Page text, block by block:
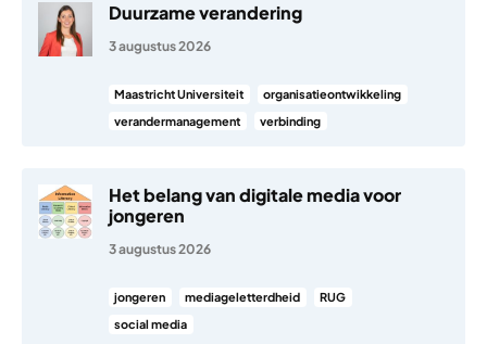
Duurzame verandering
3 augustus 2026
Maastricht Universiteit
organisatieontwikkeling
verandermanagement
verbinding
Het belang van digitale media voor
jongeren
3 augustus 2026
jongeren mediageletterdheid
RUG
social media